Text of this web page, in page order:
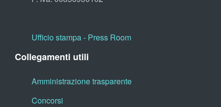
Ufficio stampa - Press Room
Collegamenti utili
Amministrazione trasparente
Concorsi